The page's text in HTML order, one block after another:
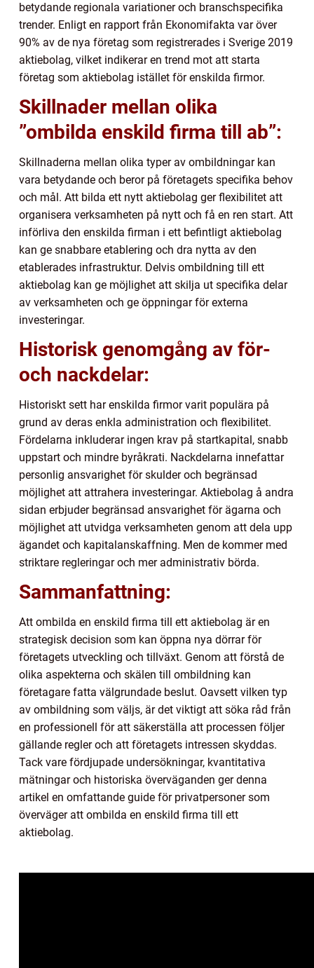
betydande regionala variationer och branschspecifika
trender. Enligt en rapport från Ekonomifakta var över
90% av de nya företag som registrerades i Sverige 2019
aktiebolag, vilket indikerar en trend mot att starta
företag som aktiebolag istället för enskilda firmor.
Skillnader mellan olika
”ombilda enskild firma till ab”:
Skillnaderna mellan olika typer av ombildningar kan
vara betydande och beror på företagets specifika behov
och mål. Att bilda ett nytt aktiebolag ger flexibilitet att
organisera verksamheten på nytt och få en ren start. Att
införliva den enskilda firman i ett befintligt aktiebolag
kan ge snabbare etablering och dra nytta av den
etablerades infrastruktur. Delvis ombildning till ett
aktiebolag kan ge möjlighet att skilja ut specifika delar
av verksamheten och ge öppningar för externa
investeringar.
Historisk genomgång av för-
och nackdelar:
Historiskt sett har enskilda firmor varit populära på
grund av deras enkla administration och flexibilitet.
Fördelarna inkluderar ingen krav på startkapital, snabb
uppstart och mindre byråkrati. Nackdelarna innefattar
personlig ansvarighet för skulder och begränsad
möjlighet att attrahera investeringar. Aktiebolag å andra
sidan erbjuder begränsad ansvarighet för ägarna och
möjlighet att utvidga verksamheten genom att dela upp
ägandet och kapitalanskaffning. Men de kommer med
striktare regleringar och mer administrativ börda.
Sammanfattning:
Att ombilda en enskild firma till ett aktiebolag är en
strategisk decision som kan öppna nya dörrar för
företagets utveckling och tillväxt. Genom att förstå de
olika aspekterna och skälen till ombildning kan
företagare fatta välgrundade beslut. Oavsett vilken typ
av ombildning som väljs, är det viktigt att söka råd från
en professionell för att säkerställa att processen följer
gällande regler och att företagets intressen skyddas.
Tack vare fördjupade undersökningar, kvantitativa
mätningar och historiska överväganden ger denna
artikel en omfattande guide för privatpersoner som
överväger att ombilda en enskild firma till ett
aktiebolag.